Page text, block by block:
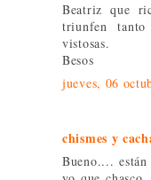
Beatriz que
triunfen
vistosas.
Besos
jueves, 06
chismes y
Bueno....